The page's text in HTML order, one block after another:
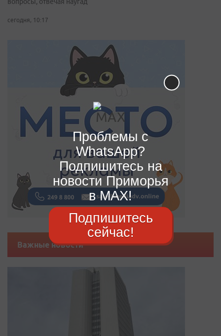
вопросы, отвечая наугад
сегодня, 10:17
Важные новости
Проблемы с
WhatsApp?
Подпишитесь на
новости Приморья
в MAX!
Подпишитесь
сейчас!